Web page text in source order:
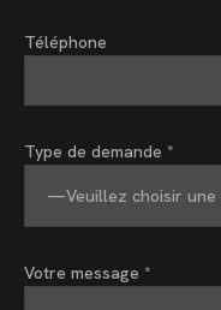
Téléphone
Type de demande *
Votre message *